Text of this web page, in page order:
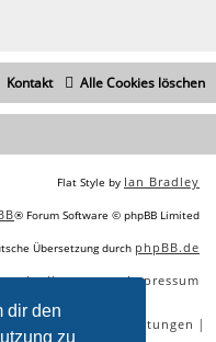
dir den
zu
Alle Cookies löschen
Kontakt
Flat Style by Ian Bradley
® Forum Software © phpBB Limited
Übersetzung durch phpBB.de
|Impressum
SEO Dienstleistungen |